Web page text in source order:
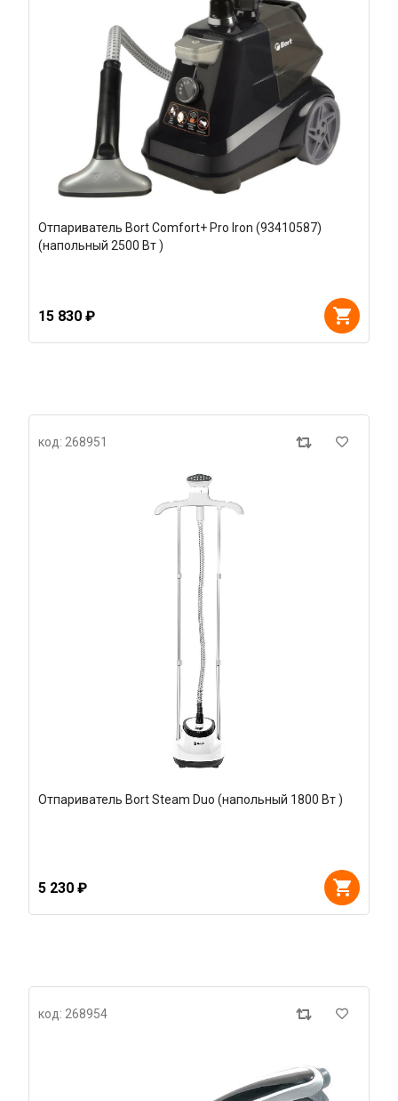
Отпариватель Bort Comfort+ Pro Iron (93410587)
(напольный 2500 Вт )
15 830 ₽
код: 268951
Отпариватель Bort Steam Duo (напольный 1800 Вт )
5 230 ₽
код: 268954